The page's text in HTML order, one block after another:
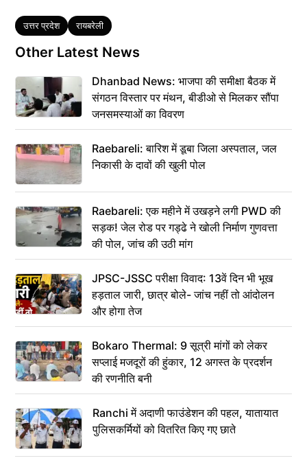
Tags
उत्तर प्रदेश रायबरेली
Other Latest News
Dhanbad News: भाजपा की समीक्षा बैठक में
संगठन विस्तार पर मंथन, बीडीओ से मिलकर सौंपा
जनसमस्याओं का विवरण
Raebareli: बारिश में डूबा जिला अस्पताल, जल
निकासी के दावों की खुली पोल
Raebareli: एक महीने में उखड़ने लगी PWD की
सड़क! जेल रोड पर गड्ढे ने खोली निर्माण गुणवत्ता
की पोल, जांच की उठी मांग
JPSC-JSSC परीक्षा विवाद: 13वें दिन भी भूख
हड़ताल जारी, छात्र बोले- जांच नहीं तो आंदोलन
और होगा तेज
Bokaro Thermal: 9 सूत्री मांगों को लेकर
सप्लाई मजदूरों की हुंकार, 12 अगस्त के प्रदर्शन
की रणनीति बनी
Ranchi में अदाणी फाउंडेशन की पहल, यातायात
पुलिसकर्मियों को वितरित किए गए छाते